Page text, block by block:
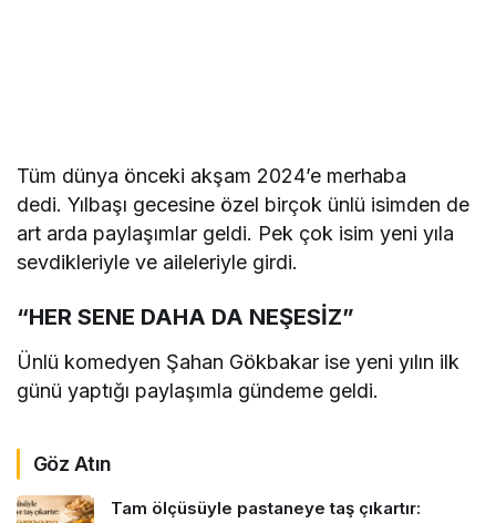
Tüm dünya önceki akşam 2024’e merhaba
dedi. Yılbaşı gecesine özel birçok ünlü isimden de
art arda paylaşımlar geldi. Pek çok isim yeni yıla
sevdikleriyle ve aileleriyle girdi.
“HER SENE DAHA DA NEŞESİZ”
Ünlü komedyen Şahan Gökbakar ise yeni yılın ilk
günü yaptığı paylaşımla gündeme geldi.
Göz Atın
Tam ölçüsüyle pastaneye taş çıkartır: